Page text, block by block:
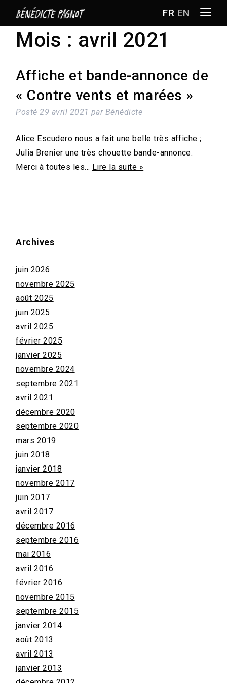
FR EN
BIO-FILMO
BLOG
Mois : avril 2021
Affiche et bande-annonce de
« Contre vents et marées »
Posté29 avril 2021 par Bénédicte
Alice Escudero nous a fait une belle très affiche ;
Julia Brenier une très chouette bande-annonce.
Merci à toutes les… Lire la suite »
Archives
juin 2026
novembre 2025
août 2025
juin 2025
avril 2025
février 2025
janvier 2025
novembre 2024
septembre 2021
avril 2021
décembre 2020
septembre 2020
mars 2019
juin 2018
janvier 2018
novembre 2017
juin 2017
avril 2017
décembre 2016
septembre 2016
mai 2016
avril 2016
février 2016
novembre 2015
septembre 2015
janvier 2014
août 2013
avril 2013
janvier 2013